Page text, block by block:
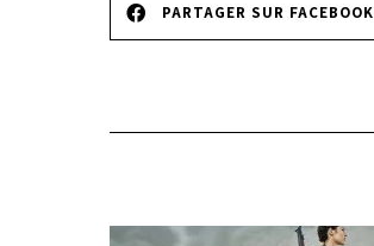
PARTAGER SUR FACEBOOK